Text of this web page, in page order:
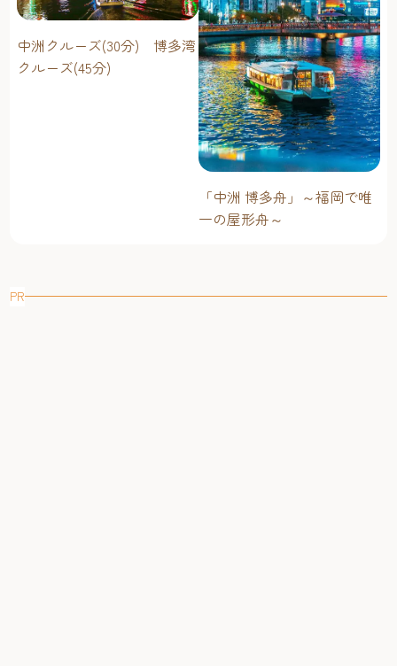
中洲クルーズ(30分) 博多湾
クルーズ(45分)
「中洲 博多舟」～福岡で唯
一の屋形舟～
PR